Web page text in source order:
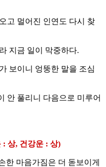
고 멀어진 인연도 다시 찾
지금 일이 막중하다.
보이니 엉뚱한 말을 조심
안 풀리니 다음으로 미루어
상, 건강운 : 상)
한 마음가짐은 더 돋보이게